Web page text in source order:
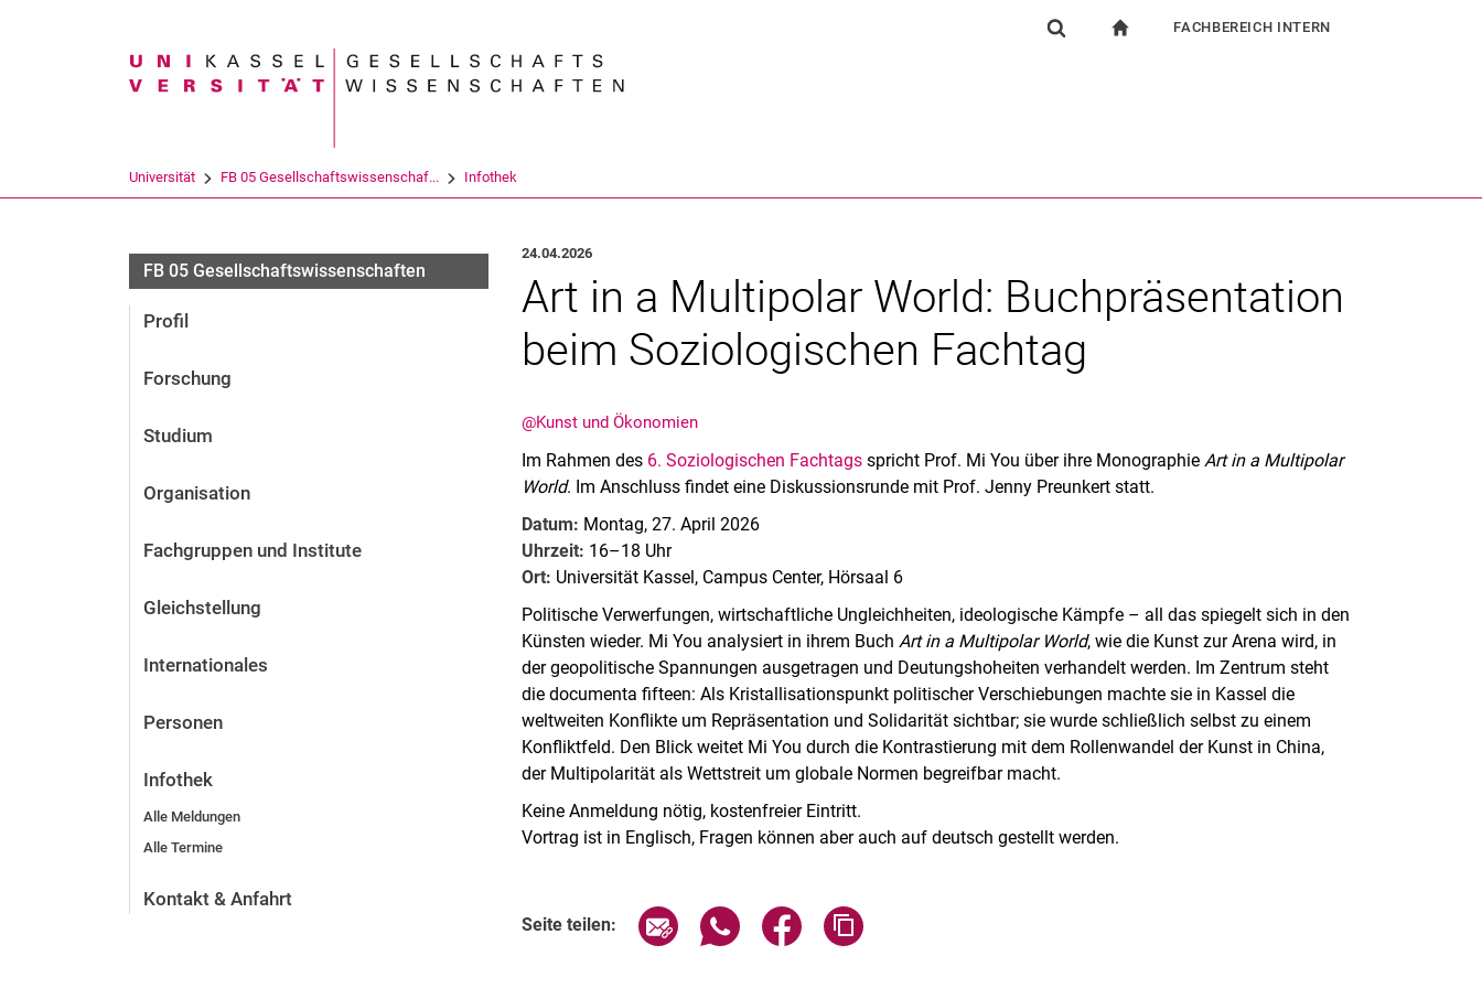
Suchbegriff
FACHBEREICH INTERN
Universität FB 05 Gesellschaftswissenschaf... Infothek
FB 05 Gesellschaftswissenschaften
Profil
Forschung
Studium
Organisation
Fachgruppen und Institute
Gleichstellung
Internationales
Personen
Infothek
Alle Meldungen
Alle Termine
Kontakt & Anfahrt
24.04.2026
Art in a Multipolar World: Buchpräsentation
beim Soziologischen Fachtag
@Kunst und Ökonomien
Im Rahmen des 6. Soziologischen Fachtagsspricht Prof. Mi You über ihre MonographieArt in a Multipolar
World. Im Anschluss findet eine Diskussionsrunde mit Prof. Jenny Preunkert statt.
Datum: Montag, 27. April 2026
Uhrzeit: 16–18 Uhr
Ort: Universität Kassel, Campus Center, Hörsaal 6
Politische Verwerfungen, wirtschaftliche Ungleichheiten, ideologische Kämpfe – all das spiegelt sich in den
Künsten wieder. Mi You analysiert in ihrem BuchArt in a Multipolar World, wie die Kunst zur Arena wird, in
der geopolitische Spannungen ausgetragen und Deutungshoheiten verhandelt werden. Im Zentrum steht
die documenta fifteen: Als Kristallisationspunkt politischer Verschiebungen machte sie in Kassel die
weltweiten Konflikte um Repräsentation und Solidarität sichtbar; sie wurde schließlich selbst zu einem
Konfliktfeld. Den Blick weitet Mi You durch die Kontrastierung mit dem Rollenwandel der Kunst in China,
der Multipolarität als Wettstreit um globale Normen begreifbar macht.
Keine Anmeldung nötig, kostenfreier Eintritt.
Vortrag ist in Englisch, Fragen können aber auch auf deutsch gestellt werden.
Seite teilen: Seite über E-Mail teilen
Seite über WhatsApp teilen (externer Link, öffnet neues Fenster)
Seite über Facebook teilen (externer Link, öffnet neues Fenster)